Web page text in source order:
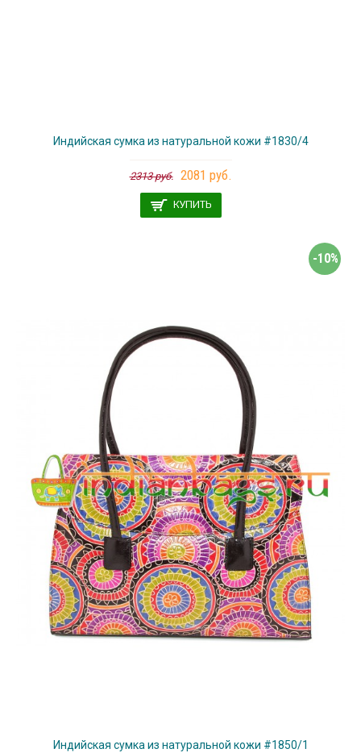
Индийская сумка из натуральной кожи #1830/4
2313 руб. 2081 руб.
КУПИТЬ
-10%
Индийская сумка из натуральной кожи #1850/1